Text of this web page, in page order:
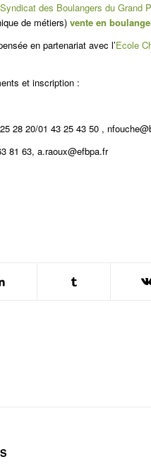
Syndicat des Boulangers du Grand
de métiers) vente en
en partenariat avec l’Ecole
et inscription :
28 20/01 43 25 43 50 ,
81 63, a.raoux@efbpa.fr